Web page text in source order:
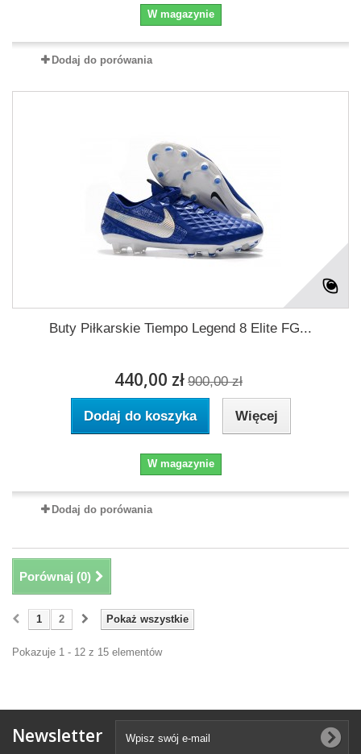
W magazynie
Dodaj do porówania
Buty Piłkarskie Tiempo Legend 8 Elite FG...
440,00 zł 900,00 zł
Dodaj do koszyka Więcej
W magazynie
Dodaj do porówania
Porównaj (0)
Pokaż wszystkie
1 2
Pokazuje 1 - 12 z 15 elementów
Newsletter